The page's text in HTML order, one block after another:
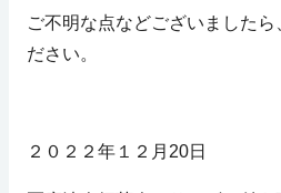
ご不明な点などございましたら
ださい。
２０２２年１２月20日